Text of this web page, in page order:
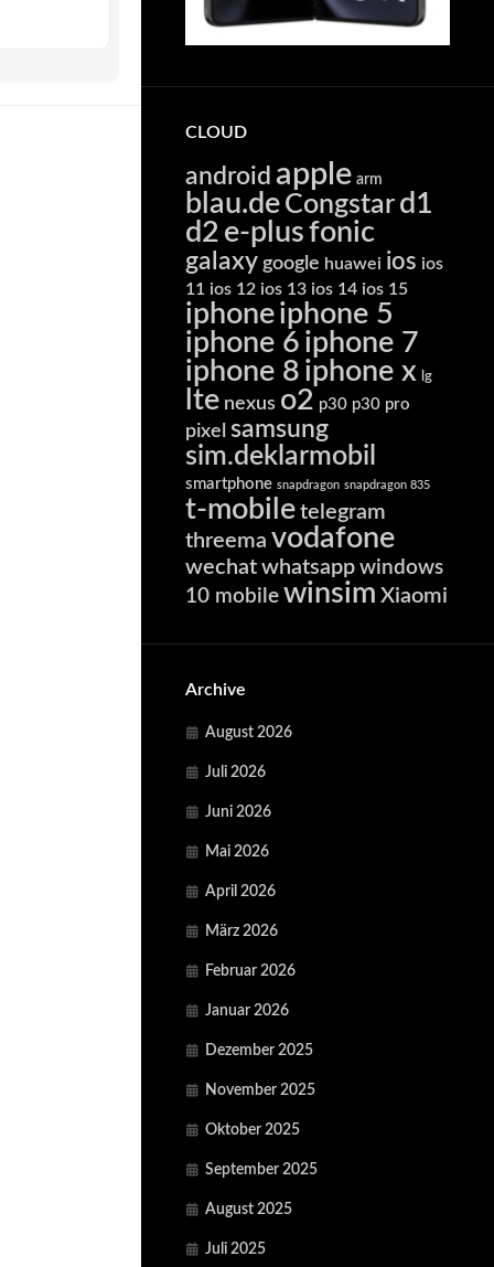
CLOUD
android apple arm
blau.de Congstar d1
d2 e-plusfonic
galaxy google huawei ios ios
11 ios 12 ios 13 ios 14 ios 15
iphoneiphone 5
iphone 6 iphone 7
iphone 8 iphone x lg
lte nexus o2 p30 p30 pro
pixel samsung
sim.deklarmobil
smartphone snapdragon snapdragon 835
t-mobile telegram
threema vodafone
wechat whatsapp windows
10 mobile winsim Xiaomi
Archive
August 2026
Juli 2026
Juni 2026
Mai 2026
April 2026
März 2026
Februar 2026
Januar 2026
Dezember 2025
November 2025
Oktober 2025
September 2025
August 2025
Juli 2025